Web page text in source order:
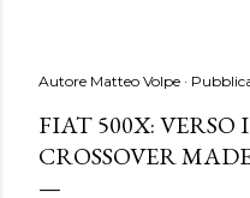
Autore Matteo Volpe
FIAT 500X:
CROSSOVER